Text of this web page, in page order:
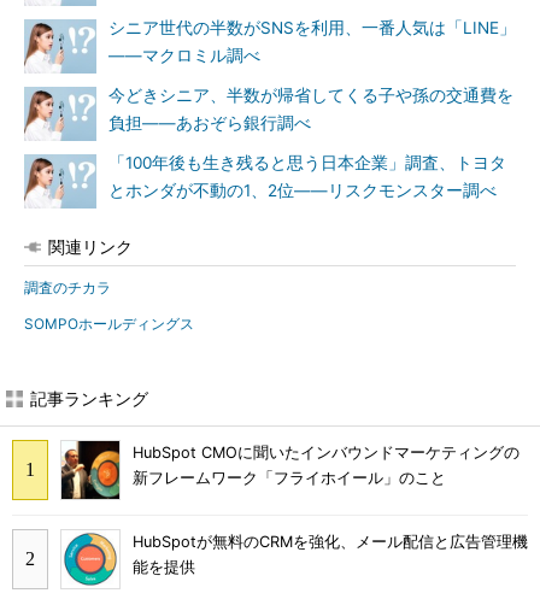
シニア世代の半数がSNSを利用、一番人気は「LINE」
――マクロミル調べ
今どきシニア、半数が帰省してくる子や孫の交通費を
負担――あおぞら銀行調べ
「100年後も生き残ると思う日本企業」調査、トヨタ
とホンダが不動の1、2位――リスクモンスター調べ
関連リンク
調査のチカラ
SOMPOホールディングス
記事ランキング
HubSpot CMOに聞いたインバウンドマーケティングの
新フレームワーク「フライホイール」のこと
HubSpotが無料のCRMを強化、メール配信と広告管理機
能を提供